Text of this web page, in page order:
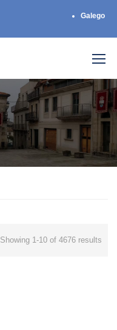
Galego
Showing 1-10 of 4676 results